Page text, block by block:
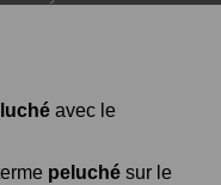
avec le
peluché sur le